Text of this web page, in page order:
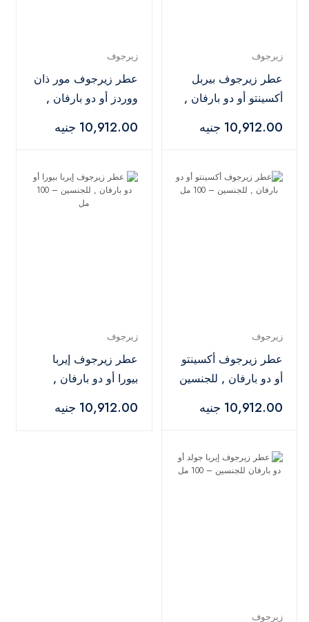
زيرجوف
عطر زيرجوف بيربل
أكسينتو أو دو بارفان ,
10,912.00 جنيه
زيرجوف
عطر زيرجوف مور ذان
ووردز أو دو بارفان ,
10,912.00 جنيه
زيرجوف
عطر زيرجوف أكسينتو
أو دو بارفان , للجنسين
10,912.00 جنيه
زيرجوف
عطر زيرجوف إيربا
بيورا أو دو بارفان ,
10,912.00 جنيه
زيرجوف